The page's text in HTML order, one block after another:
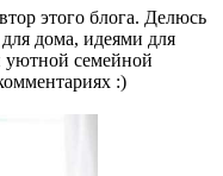
этого блога. Делюсь
дома, идеями для
уютной семейной
:)